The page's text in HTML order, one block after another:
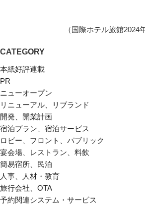
（国際ホテル旅館2024
CATEGORY
本紙好評連載
PR
ニューオープン
リニューアル、リブランド
開発、開業計画
宿泊プラン、宿泊サービス
ロビー、フロント、パブリック
宴会場、レストラン、料飲
簡易宿所、民泊
人事、人材・教育
旅行会社、OTA
予約関連システム・サービス